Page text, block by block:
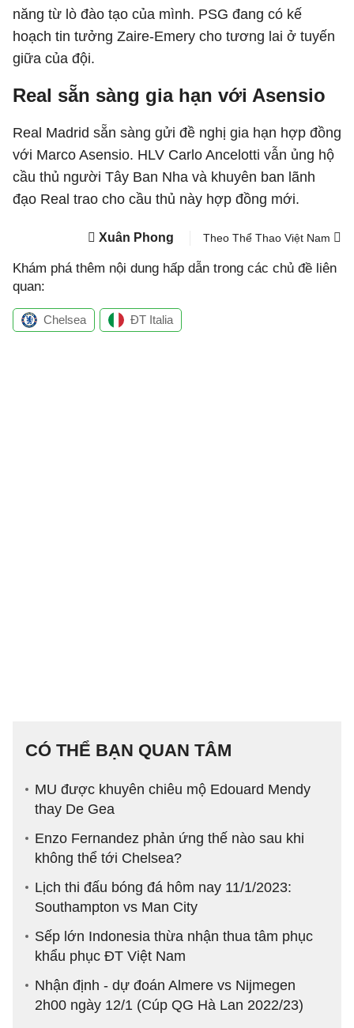
năng từ lò đào tạo của mình. PSG đang có kế
hoạch tin tưởng Zaire-Emery cho tương lai ở tuyến
giữa của đội.
Real sẵn sàng gia hạn với Asensio
Real Madrid sẵn sàng gửi đề nghị gia hạn hợp đồng
với Marco Asensio. HLV Carlo Ancelotti vẫn ủng hộ
cầu thủ người Tây Ban Nha và khuyên ban lãnh
đạo Real trao cho cầu thủ này hợp đồng mới.
Xuân Phong Theo Thể Thao Việt Nam
Khám phá thêm nội dung hấp dẫn trong các chủ đề liên
quan:
Chelsea ĐT Italia
CÓ THỂ BẠN QUAN TÂM
MU được khuyên chiêu mộ Edouard Mendy
thay De Gea
Enzo Fernandez phản ứng thế nào sau khi
không thể tới Chelsea?
Lịch thi đấu bóng đá hôm nay 11/1/2023:
Southampton vs Man City
Sếp lớn Indonesia thừa nhận thua tâm phục
khẩu phục ĐT Việt Nam
Nhận định - dự đoán Almere vs Nijmegen
2h00 ngày 12/1 (Cúp QG Hà Lan 2022/23)